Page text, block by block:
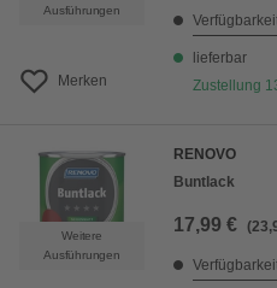
Ausführungen
Merken
lieferbar
Zustellung
Weitere
Ausführungen
RENOVO
Buntlack
17,99 €